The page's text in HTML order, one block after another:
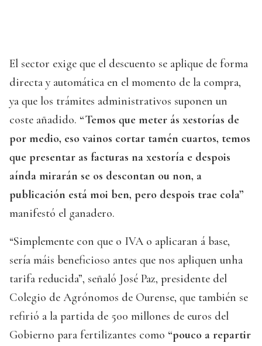
El sector exige que el descuento se aplique de forma
directa y automática en el momento de la compra,
ya que los trámites administrativos suponen un
coste añadido. “Temos que meter ás xestorías de
por medio, eso vainos cortar tamén cuartos, temos
que presentar as facturas na xestoría e despois
aínda mirarán se os descontan ou non, a
publicación está moi ben, pero despois trae cola”
manifestó el ganadero.
“Simplemente con que o IVA o aplicaran á base,
sería máis beneficioso antes que nos apliquen unha
tarifa reducida”, señaló José Paz, presidente del
Colegio de Agrónomos de Ourense, que también se
refirió a la partida de 500 millones de euros del
Gobierno para fertilizantes como “pouco a repartir